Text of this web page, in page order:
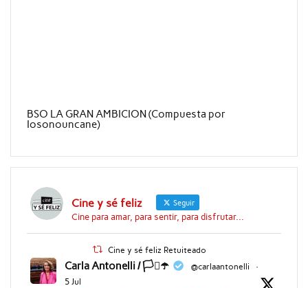
BSO LA GRAN AMBICION (Compuesta por
Iosonouncane)
Cine y sé feliz Seguir
Cine para amar, para sentir, para disfrutar...
Cine y sé feliz Retuiteado
Carla Antonelli / 🏳️‍⚧️☂️ @carlaantonelli
·
5 Jul